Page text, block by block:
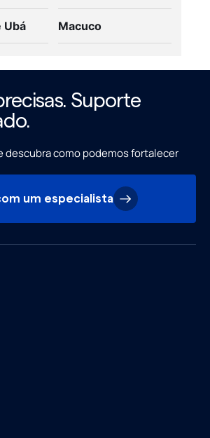
Ubá Macuco
Suporte
descubra como podemos fortalecer
um especialista